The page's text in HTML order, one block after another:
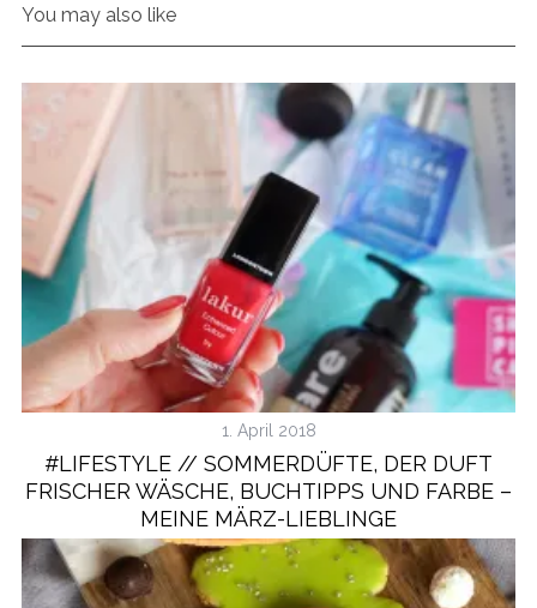
You may also like
1. April 2018
#LIFESTYLE // SOMMERDÜFTE, DER DUFT
FRISCHER WÄSCHE, BUCHTIPPS UND FARBE –
MEINE MÄRZ-LIEBLINGE